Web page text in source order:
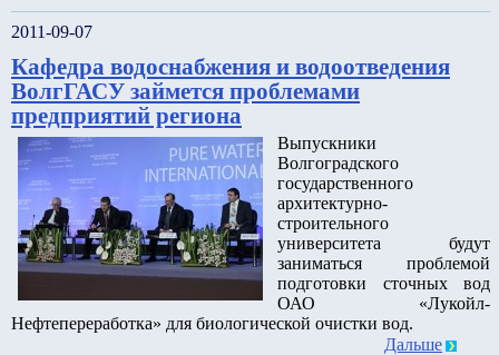
2011-09-07
Кафедра водоснабжения и водоотведения
ВолгГАСУ займется проблемами
предприятий региона
Выпускники
Волгоградского
государственного
архитектурно-
строительного
университета будут
заниматься проблемой
подготовки сточных вод
ОАО «Лукойл-
Нефтепереработка» для биологической очистки вод.
Дальше